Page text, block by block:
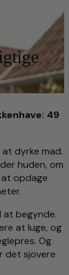
49
dyrke mad.
huden, om
opdage
begynde.
at luge, og
Og
det sjovere